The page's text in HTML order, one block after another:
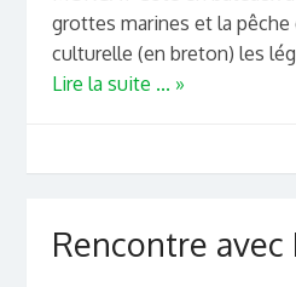
grottes marines et la pêche
culturelle (en breton) les
Lire la suite ... »
Rencontre avec